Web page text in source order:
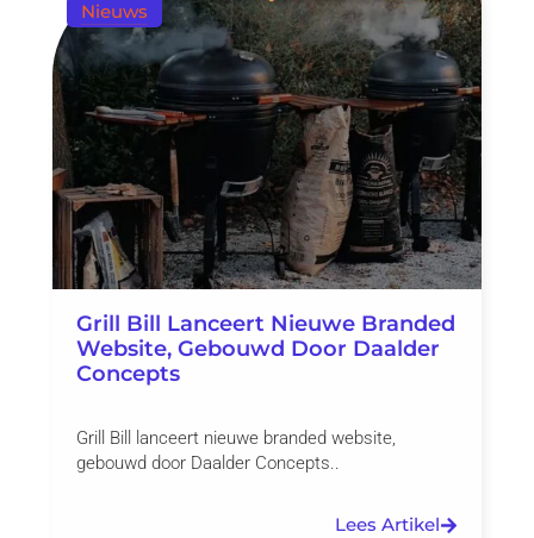
Nieuws
Grill Bill Lanceert Nieuwe Branded
Website, Gebouwd Door Daalder
Concepts
Grill Bill lanceert nieuwe branded website,
gebouwd door Daalder Concepts..
Lees Artikel